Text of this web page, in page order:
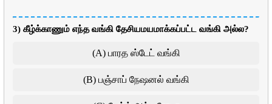
3) கீழ்க்காணும் எந்த வங்கி தேசியமயமாக்கப்பட்ட வங்கி அல்ல?
(A) பாரத ஸ்டேட் வங்கி
(B) பஞ்சாப் நேஷனல் வங்கி